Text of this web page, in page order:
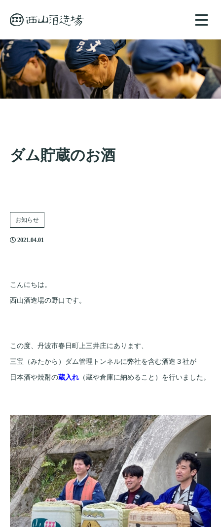
toggle
ダム貯蔵のお酒
お知らせ
2021.04.01
こんにちは。
西山酒造場の野口です。
この度、丹波市春日町上三井庄にあります、
三宝（みたから）ダム管理トンネルに弊社を含む酒造３社が
日本酒や焼酎の蔵入れ （蔵や倉庫に納めること）を行いました。